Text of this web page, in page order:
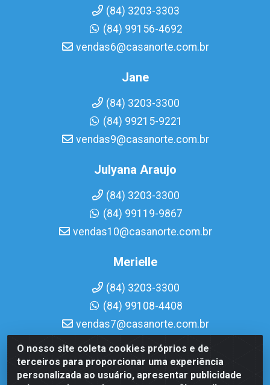
O nosso site coleta cookies próprios e de
terceiros para proporcionar uma experiência
personalizada ao usuário, apresentar publicidade
(84) 3203-3303
(84) 99156-4692
vendas6@casanorte.com.br
Jane
(84) 3203-3300
(84) 99215-9221
vendas9@casanorte.com.br
Julyana Araujo
(84) 3203-3300
(84) 99119-9867
vendas10@casanorte.com.br
Merielle
(84) 3203-3300
(84) 99108-4408
vendas7@casanorte.com.br
Casa Norte LTDA - Av. Interventor Mário Câmara, 1815 -
Dix-Sept Rosado, Natal/RN - CEP 59054-600 - CNPJ
08.713.513/0001-51